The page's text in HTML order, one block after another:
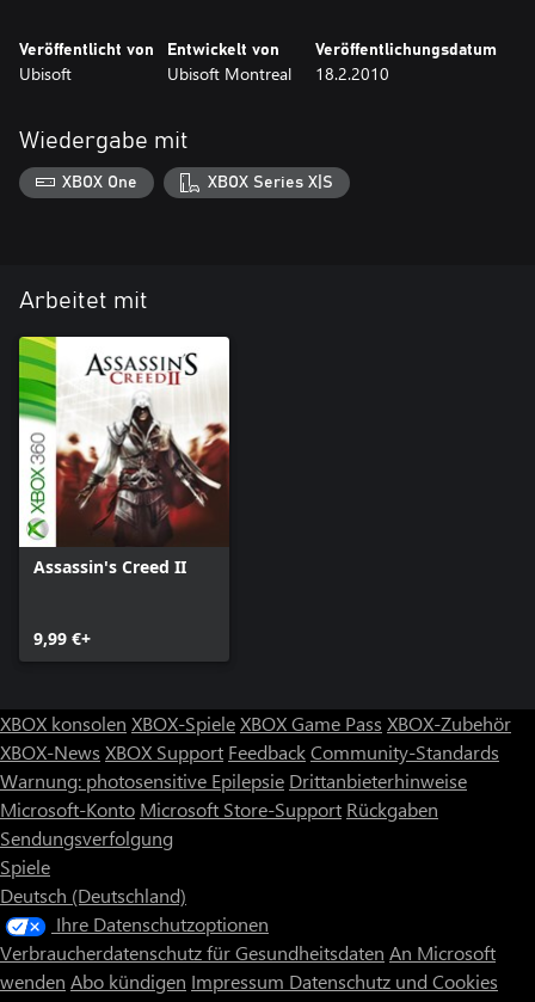
Veröffentlicht von
Ubisoft
Entwickelt von
Ubisoft Montreal
Veröffentlichungsdatum
18.2.2010
Wiedergabe mit
XBOX One XBOX Series X|S
Arbeitet mit
Assassin's Creed II
9,99 €+
XBOX konsolen XBOX-SpieleXBOX Game Pass XBOX-Zubehör
XBOX-News XBOX Support FeedbackCommunity-Standards
Warnung: photosensitive Epilepsie Drittanbieterhinweise
Microsoft-Konto Microsoft Store-Support Rückgaben
Sendungsverfolgung
Spiele
Deutsch (Deutschland)
Ihre Datenschutzoptionen
Verbraucherdatenschutz für Gesundheitsdaten An Microsoft
wenden Abo kündigen Impressum Datenschutz und Cookies